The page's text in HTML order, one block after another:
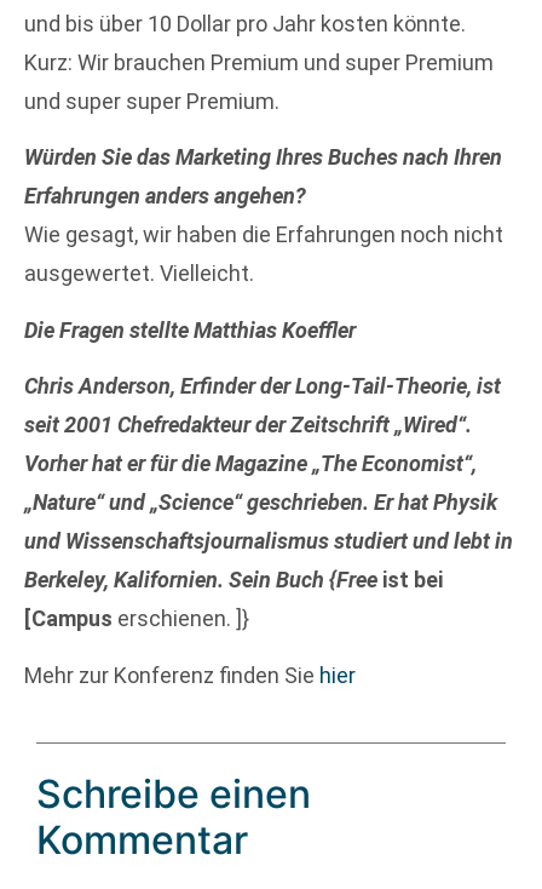
und bis über 10 Dollar pro Jahr kosten könnte.
Kurz: Wir brauchen Premium und super Premium
und super super Premium.
Würden Sie das Marketing Ihres Buches nach Ihren
Erfahrungen anders angehen?
Wie gesagt, wir haben die Erfahrungen noch nicht
ausgewertet. Vielleicht.
Die Fragen stellte Matthias Koeffler
Chris Anderson, Erfinder der Long-Tail-Theorie, ist
seit 2001 Chefredakteur der Zeitschrift „Wired“.
Vorher hat er für die Magazine „The Economist“,
„Nature“ und „Science“ geschrieben. Er hat Physik
und Wissenschaftsjournalismus studiert und lebt in
Berkeley, Kalifornien. Sein Buch {Free ist bei
[Campus erschienen. ]}
Mehr zur Konferenz finden Sie hier
Schreibe einen
Kommentar